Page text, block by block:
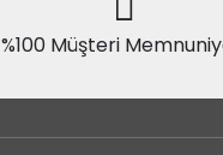
%100 Müşteri